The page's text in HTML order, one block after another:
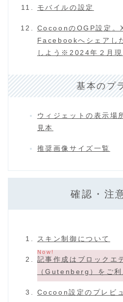
モバイルの設定
CocoonのOGP設定
Facebookへシェアし
しよう※2024年２月現
基本のプ
ウィジェットの表示場
見本
推奨画像サイズ一覧
確認・注
スキン制御について
記事作成はブロックエ
（Gutenberg）をご利
Cocoon設定のプレビ